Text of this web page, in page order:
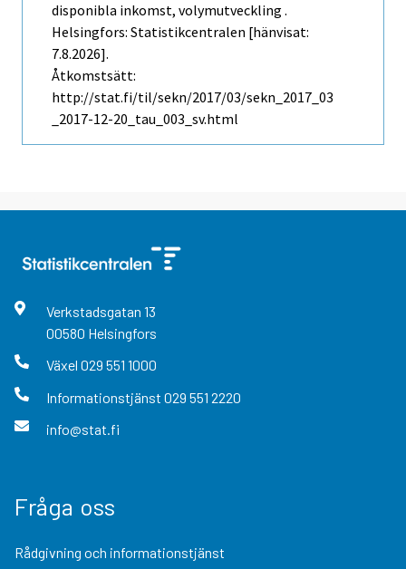
disponibla inkomst, volymutveckling .
Helsingfors: Statistikcentralen [hänvisat:
7.8.2026].
Åtkomstsätt:
http://stat.fi/til/sekn/2017/03/sekn_2017_03
_2017-12-20_tau_003_sv.html
Verkstadsgatan 13
00580 Helsingfors
Växel 029 551 1000
Informationstjänst 029 551 2220
info@stat.fi
Fråga oss
Rådgivning och informationstjänst